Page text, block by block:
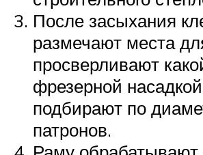
После засыхания
размечают места
просверливают
фрезерной
подбирают по
патронов.